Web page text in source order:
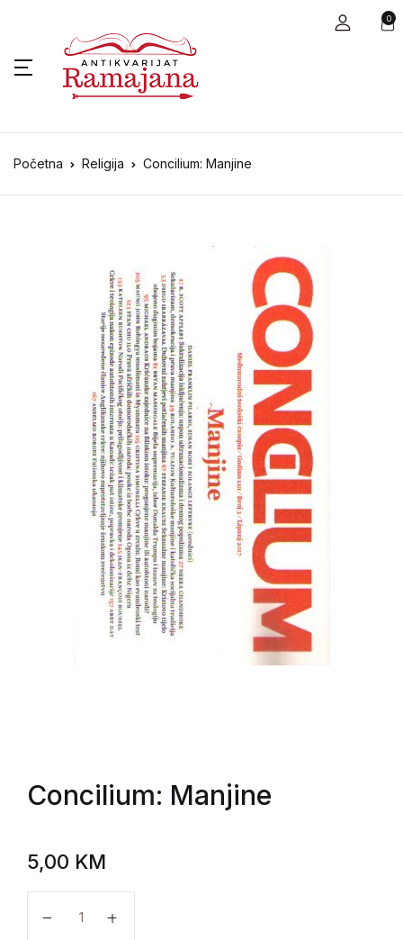
0
Početna Religija Concilium: Manjine
Concilium: Manjine
5,00 KM